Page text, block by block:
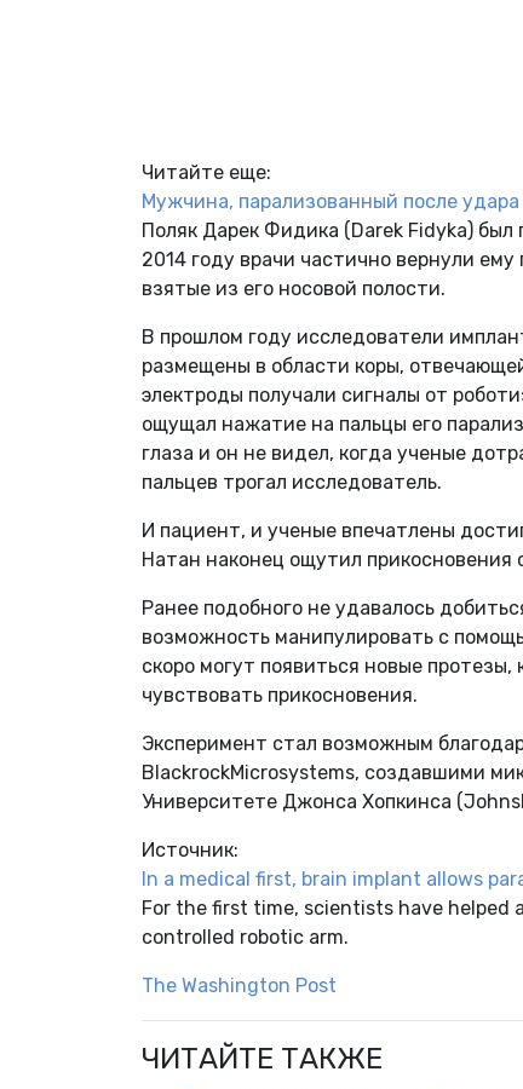
Читайте еще:
Мужчина, парализованный после
Поляк Дарек Фидика (Darek Fidyka)
2014 году врачи частично вернули
взятые из его носовой полости.
В прошлом году исследователи
размещены в области коры,
электроды получали сигналы от
ощущал нажатие на пальцы его
глаза и он не видел, когда ученые
пальцев трогал исследователь.
И пациент, и ученые впечатлены
Натан наконец ощутил прикосновения
Ранее подобного не удавалось
возможность манипулировать с
скоро могут появиться новые
чувствовать прикосновения.
Эксперимент стал возможным
BlackrockMicrosystems, создавшими
Университете Джонса Хопкинса
Источник:
In a medical first, brain implant allows
For the first time, scientists have helped
controlled robotic arm.
The Washington Post
ЧИТАЙТЕ ТАКЖЕ